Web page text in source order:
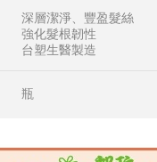
深層潔淨、豐盈髮絲
強化髮根韌性
台塑生醫製造
瓶